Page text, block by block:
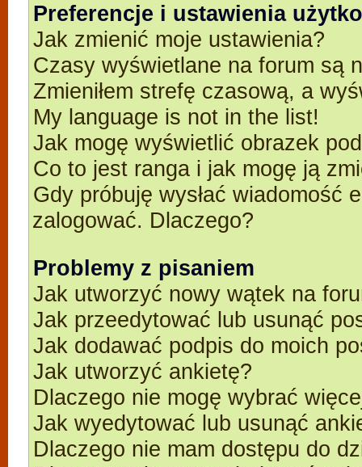
Preferencje i ustawienia
Jak zmienić moje ustawienia?
Czasy wyświetlane na forum są
Zmieniłem strefę czasową, a
My language is not in the list!
Jak mogę wyświetlić obrazek
Co to jest ranga i jak mogę ją
Gdy próbuję wysłać wiadomość
zalogować. Dlaczego?
Problemy z pisaniem
Jak utworzyć nowy wątek na
Jak przeedytować lub usunąć
Jak dodawać podpis do moich
Jak utworzyć ankietę?
Dlaczego nie mogę wybrać
Jak wyedytować lub usunąć
Dlaczego nie mam dostępu do